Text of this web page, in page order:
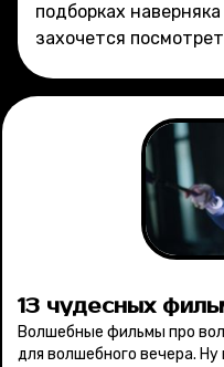
Мерч
Лучшее
Тесты
подборках
захочется
13 чудесных
Волшебные фильмы про
для волшебного вечера. Ну